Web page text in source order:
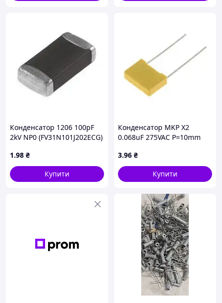
Конденсатор 1206 100pF
2kV NP0 (FV31N101J202ECG)
1.98 ₴
Купити
Конденсатор MKP X2
0.068uF 275VAC P=10mm
3.96 ₴
Купити